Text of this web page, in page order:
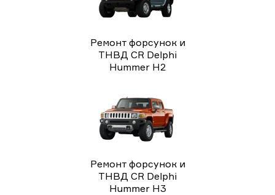
Ремонт форсунок и
ТНВД CR Delphi
Hummer H2
Ремонт форсунок и
ТНВД CR Delphi
Hummer H3